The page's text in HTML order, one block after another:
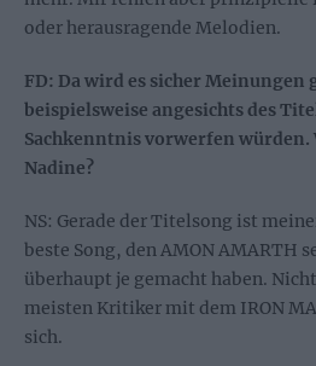
oder herausragende Melodien.
FD: Da wird es sicher Meinungen
beispielsweise angesichts des
Sachkenntnis vorwerfen würden.
Nadine?
NS: Gerade der Titelsong ist
beste Song, den AMON AMARTH
überhaupt je gemacht haben.
meisten Kritiker mit dem IRON
sich.